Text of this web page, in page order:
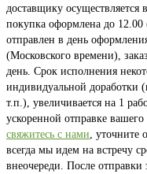
доставщику осуществляется
покупка оформлена до 12.00
отправлен в день
(Московского времени),
день. Срок исполнения
индивидуальной доработки
т.п.), увеличивается на 1
ускоренной отправке
свяжитесь с нами, уточните
всегда мы идем на встречу
внеочереди. После